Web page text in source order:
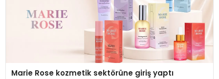
Marie Rose kozmetik sektörüne giriş yaptı